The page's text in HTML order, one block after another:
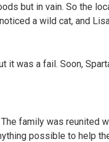
but in vain. So the
a wild cat, and
it was a fail. Soon,
family was reunited
possible to help